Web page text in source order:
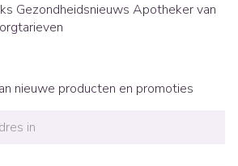
Gezondheidsnieuws Apotheker van
nieuwe producten en promoties